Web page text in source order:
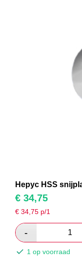
Hepyc HSS
€ 34,75
€34,75 p/1
1 op voorraad